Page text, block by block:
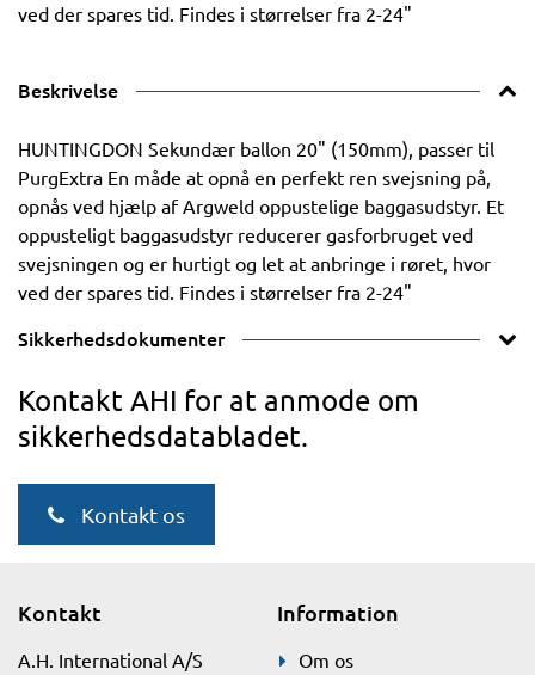
ved der spares tid. Findes i størrelser fra 2-24"
Beskrivelse
HUNTINGDON Sekundær ballon 20" (150mm), passer til
PurgExtra En måde at opnå en perfekt ren svejsning på,
opnås ved hjælp af Argweld oppustelige baggasudstyr. Et
oppusteligt baggasudstyr reducerer gasforbruget ved
svejsningen og er hurtigt og let at anbringe i røret, hvor
ved der spares tid. Findes i størrelser fra 2-24"
Sikkerhedsdokumenter
Kontakt AHI for at anmode om
sikkerhedsdatabladet.
Kontakt os
Kontakt
A.H. International A/S
Information
Om os